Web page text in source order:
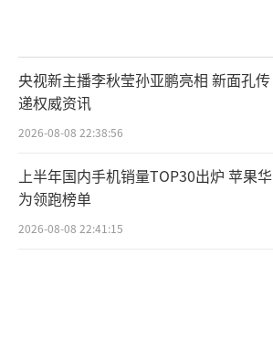
央视新主播李秋莹孙亚鹏亮相 新面孔传
递权威资讯
2026-08-08 22:38:56
上半年国内手机销量TOP30出炉 苹果华
为领跑榜单
2026-08-08 22:41:15